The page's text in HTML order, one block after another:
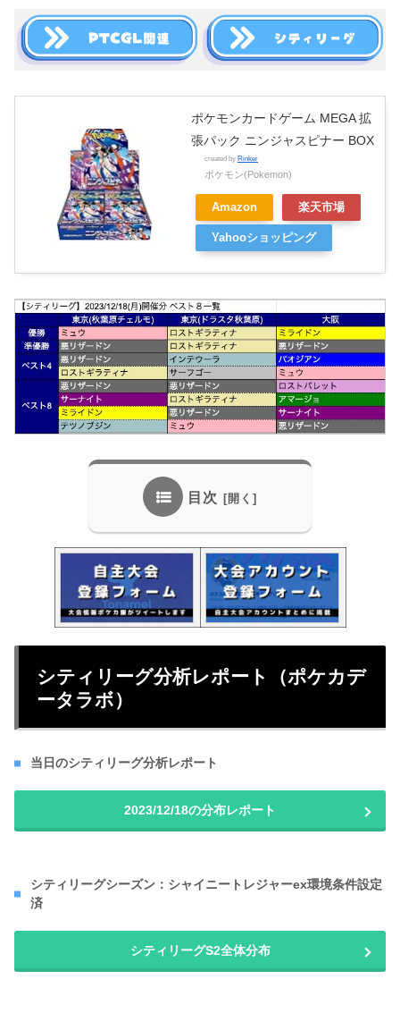
ポケモンカードゲーム MEGA 拡
張パック ニンジャスピナー BOX
created by Rinker
ポケモン(Pokemon)
Amazon 楽天市場
Yahooショッピング
目次
シティリーグ分析レポート（ポケカデ
ータラボ）
当日のシティリーグ分析レポート
2023/12/18の分布レポート
シティリーグシーズン：シャイニートレジャーex環境条件設定
済
シティリーグS2全体分布